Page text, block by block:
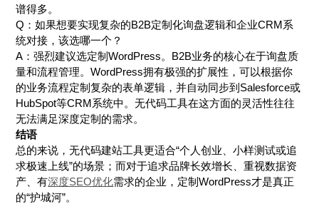
谱得多。
Q：如果想要实现复杂的B2B定制化询盘逻辑和企业CRM系
统对接，该选哪一个？
A：强烈建议选定制WordPress。B2B业务的核心在于询盘质
量和流程管理。WordPress拥有极强的扩展性，可以根据你
的业务流程定制复杂的表单逻辑，并自动同步到Salesforce或
HubSpot等CRM系统中。无代码工具在这方面的灵活性往往
无法满足深度定制的需求。
结语
总的来说，无代码建站工具更适合“个人创业、小样测试或追
求极速上线”的场景；而对于追求品牌长效增长、重视数据资
产、有深度SEO优化需求的企业，定制WordPress才是真正
的“护城河”。